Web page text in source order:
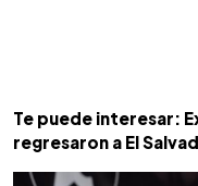
Te puede interesar:
regresaron a El